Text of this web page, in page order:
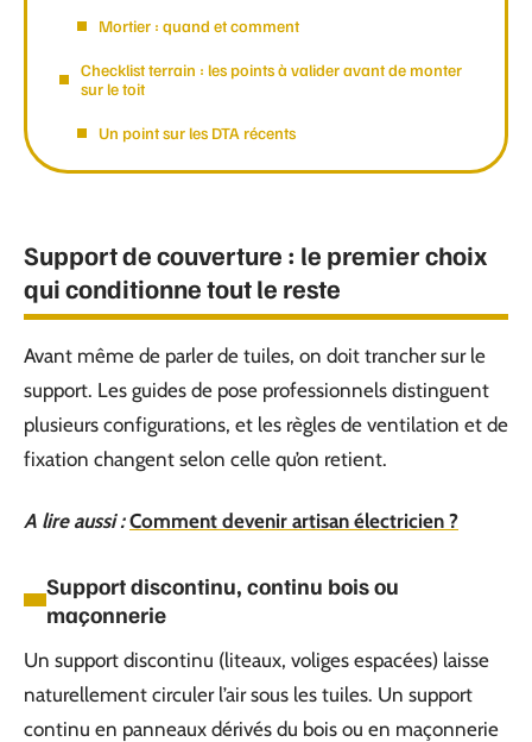
Mortier : quand et comment
Checklist terrain : les points à valider avant de monter
sur le toit
Un point sur les DTA récents
Support de couverture : le premier choix
qui conditionne tout le reste
Avant même de parler de tuiles, on doit trancher sur le
support. Les guides de pose professionnels distinguent
plusieurs configurations, et les règles de ventilation et de
fixation changent selon celle qu’on retient.
A lire aussi : Comment devenir artisan électricien ?
Support discontinu, continu bois ou
maçonnerie
Un support discontinu (liteaux, voliges espacées) laisse
naturellement circuler l’air sous les tuiles. Un support
continu en panneaux dérivés du bois ou en maçonnerie